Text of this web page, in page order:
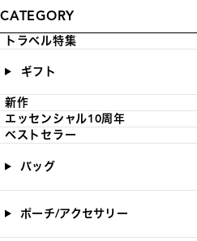
CATEGORY
トラベル特集
ギフト
新作
エッセンシャル10周年
ベストセラー
バッグ
ポーチ/アクセサリー